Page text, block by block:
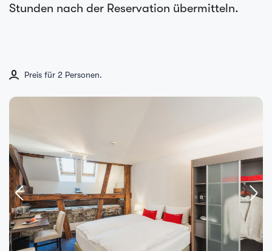
Stunden nach der Reservation übermitteln.
Preis für 2 Personen.